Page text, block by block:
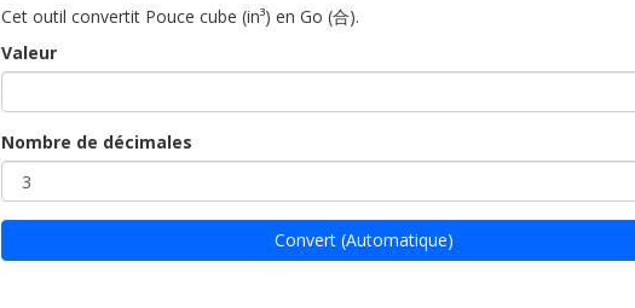
Cet outil convertit Pouce cube (in³) en Go (合).
Valeur
Nombre de décimales
Convert (Automatique)